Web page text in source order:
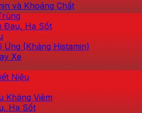
và Khoáng Chất
Đau, Hạ Sốt
Ứng (Kháng Histamin)
Xe
Niệu
Kháng Viêm
Hạ Sốt